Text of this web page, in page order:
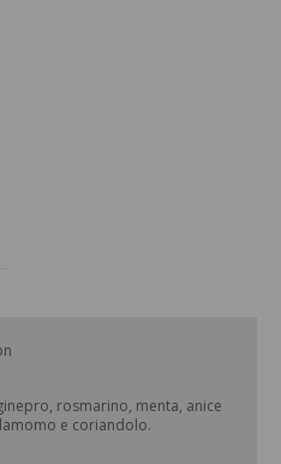
rosmarino, menta, anice
e coriandolo.